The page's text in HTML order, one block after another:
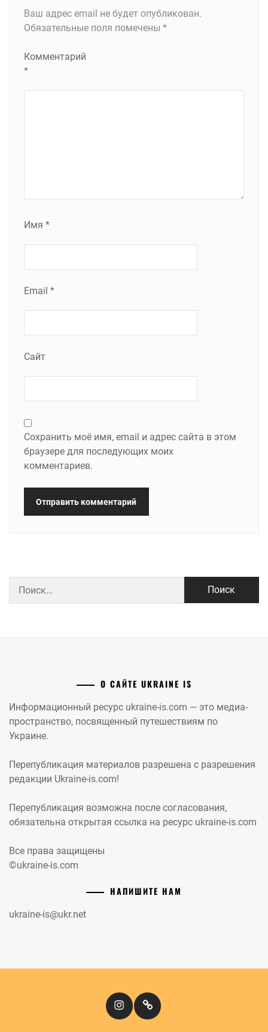
Ваш адрес email не будет опубликован.
Обязательные поля помечены *
Комментарий
*
Имя *
Email *
Сайт
Сохранить моё имя, email и адрес сайта в этом
браузере для последующих моих
комментариев.
О САЙТЕ UKRAINE IS
Информационный ресурс ukraine-is.com — это медиа-
пространство, посвященный путешествиям по
Украине.
Перепубликация материалов разрешена с разрешения
редакции Ukraine-is.com!
Перепубликация возможна после согласования,
обязательна открытая ссылка на ресурс ukraine-is.com
Все права защищены
©ukraine-is.com
НАПИШИТЕ НАМ
ukraine-is@ukr.net
InstagramКіномандри